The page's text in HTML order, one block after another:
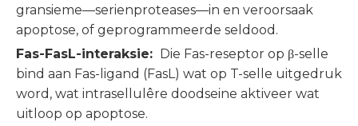
gransieme—serienproteases—in en veroorsaak
apoptose, of geprogrammeerde seldood.
Fas-FasL-interaksie: Die Fas-reseptor op β-selle
bind aan Fas-ligand (FasL) wat op T-selle uitgedruk
word, wat intrasellulêre doodseine aktiveer wat
uitloop op apoptose.